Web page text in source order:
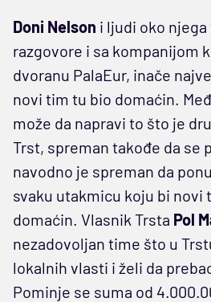
Doni Nelson i ljudi oko
razgovore i sa kompanijom
dvoranu PalaEur, inače
novi tim tu bio domaćin.
može da napravi to što je
Trst, spreman takođe da se
navodno je spreman da
svaku utakmicu koju bi novi
domaćin. Vlasnik Trsta Pol
nezadovoljan time što u
lokalnih vlasti i želi da
Pominje se suma od